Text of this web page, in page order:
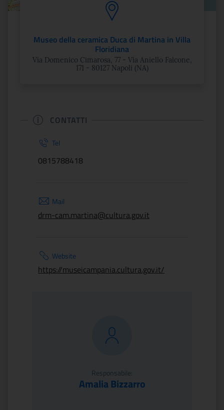
Museo della ceramica Duca di Martina in Villa
Floridiana
Via Domenico Cimarosa, 77 - Via Aniello Falcone,
171 - 80127 Napoli (NA)
CONTATTI
Tel
0815788418
Mail
drm-cam.martina@cultura.gov.it
Website
https://museicampania.cultura.gov.it/
Responsabile:
Amalia Bizzarro